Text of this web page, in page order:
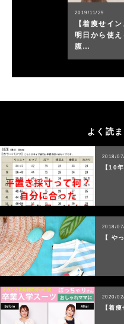
よく読
2018/
【10
2018/
【 や
2020/
【着
2019/11/29
【着痩せイ
明日から使
腹…